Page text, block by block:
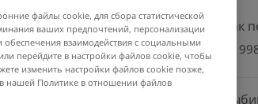
для
стоит
Как
файлы cookie, для сбора статистической
ваших предпочтений, персонализации
взаимодействия с социальными
перейдите в настройки файлов cookie, чтобы
изменить настройки файлов cookie позже,
нашей Политике в отношении файлов